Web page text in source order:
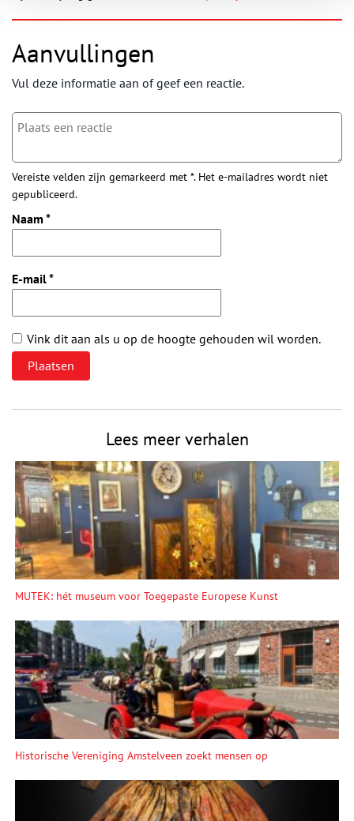
Aanvullingen
Vul deze informatie aan of geef een reactie.
Vereiste velden zijn gemarkeerd met *. Het e-mailadres wordt niet
gepubliceerd.
Naam *
E-mail*
Vink dit aan als u op de hoogte gehouden wil worden.
Lees meer verhalen
MUTEK: hét museum voor Toegepaste Europese Kunst
Historische Vereniging Amstelveen zoekt mensen op